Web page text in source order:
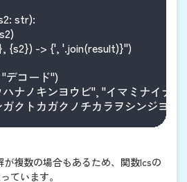
str):
-> {', '.join(result)}")
デコード")
ナノキンヨウビ", "イマミナイナ
クトカガクノチカラヲシンジヨ",
複数の場合もあるため、関数lcsの
ています。